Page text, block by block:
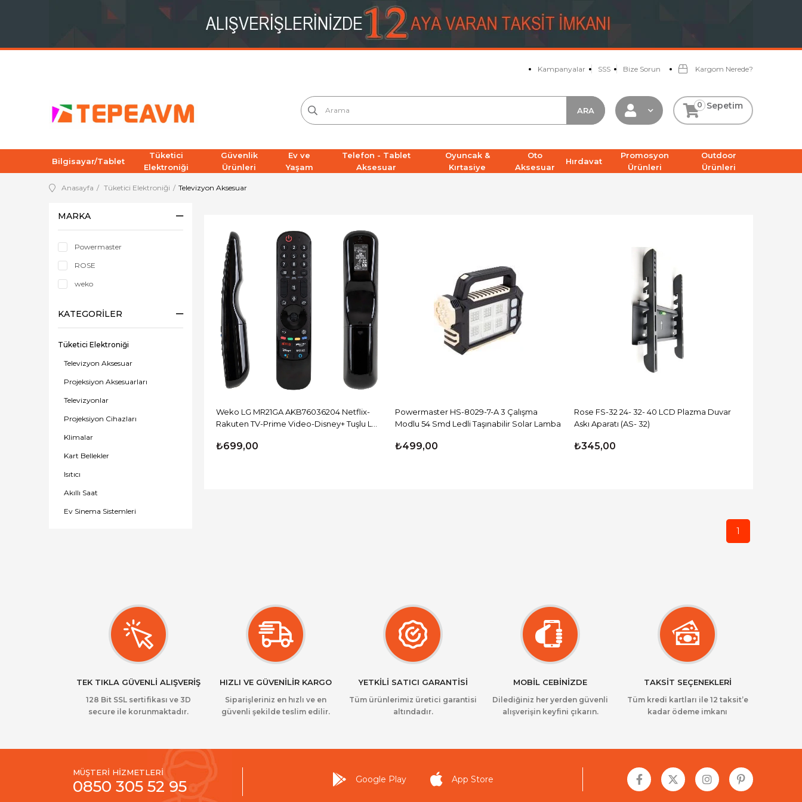
Kampanyalar SSS Bize Sorun Kargom Nerede?
Sepetim
0
Bilgisayar/Tablet
Tüketici
Elektroniği
Güvenlik
Ürünleri
Ev ve
Yaşam
Telefon - Tablet
Aksesuar
Oyuncak &
Kırtasiye
Oto
Aksesuar
Hırdavat
Promosyon
Ürünleri
Outdoor
Ürünleri
Anasayfa Tüketici Elektroniği Televizyon Aksesuar
MARKA
Powermaster
ROSE
weko
KATEGORILER
Tüketici Elektroniği
Televizyon Aksesuar
Projeksiyon Aksesuarları
Televizyonlar
Projeksiyon Cihazları
Klimalar
Kart Bellekler
Isıtıcı
Akıllı Saat
Ev Sinema Sistemleri
Saç Düzleştirici
Hava Temizleyici
Buharlı Temizleyici
Araç Şarj İstasyonu
Kişisel Bakım
Araç Kompresörü
Weko LG MR21GA AKB76036204 Netflix-
Rakuten TV-Prime Video-Disney+ Tuşlu LG
₺699,00
Powermaster HS-8029-7-A 3 Çalışma
Modlu 54 Smd Ledli Taşınabilir Solar Lamba
₺499,00
Rose FS-32 24- 32- 40 LCD Plazma Duvar
Askı Aparatı (AS- 32)
₺345,00
1
TEK TIKLA GÜVENLİ ALIŞVERİŞ
128 Bit SSL sertifikası ve 3D
secure ile korunmaktadır.
HIZLI VE GÜVENİLİR KARGO
Siparişleriniz en hızlı ve en
güvenli şekilde teslim edilir.
YETKİLİ SATICI GARANTİSİ
Tüm ürünlerimiz üretici garantisi
altındadır.
MOBİL CEBİNİZDE
Dilediğiniz her yerden güvenli
alışverişin keyfini çıkarın.
TAKSİT SEÇENEKLERİ
Tüm kredi kartları ile 12 taksit’e
kadar ödeme imkanı
MÜŞTERİ HİZMETLERİ
0850 305 52 95 Google Play App Store